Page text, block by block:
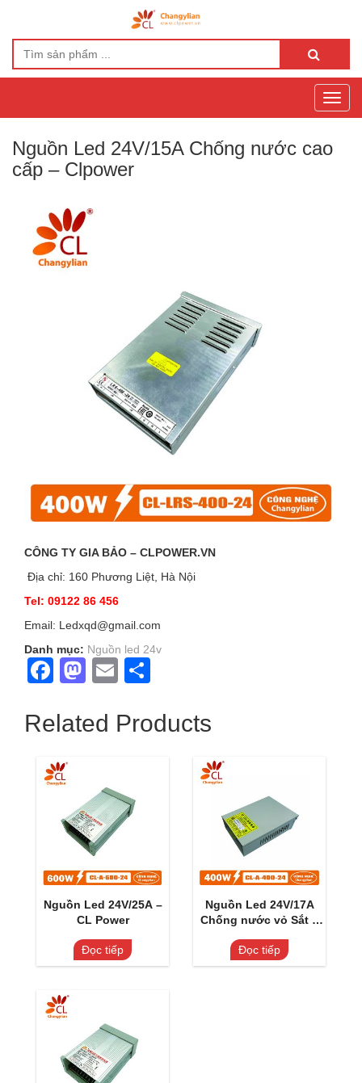
Nguồn Led 24V/15A Chống nước cao
cấp – Clpower
CÔNG TY GIA BẢO – CLPOWER.VN
Địa chỉ: 160 Phương Liệt, Hà Nội
Tel: 09122 86 456
Email: Ledxqd@gmail.com
Danh mục: Nguồn led 24v
Facebook
Mastodon
Email
Related Products
Nguồn Led 24V/25A –
CL Power
Đọc tiếp
Nguồn Led 24V/17A
Chống nước vỏ Sắt –
Đọc tiếp